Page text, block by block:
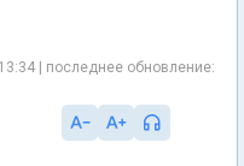
| последнее обновление: